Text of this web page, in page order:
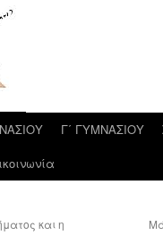
Γ΄ ΓΥΜΝΑΣΙΟΥ
και η